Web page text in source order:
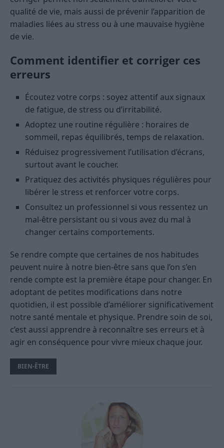
qualité de vie, mais aussi de prévenir l’apparition de
maladies liées au stress ou à une mauvaise hygiène
de vie.
Comment identifier et corriger ces
erreurs
Écoutez votre corps : soyez attentif aux signaux
de fatigue, de stress ou d’irritabilité.
Adoptez une routine régulière : horaires de
sommeil, repas équilibrés, temps de relaxation.
Réduisez progressivement l’utilisation d’écrans,
surtout avant le coucher.
Pratiquez des activités physiques régulières pour
libérer le stress et renforcer votre corps.
Consultez un professionnel si vous ressentez un
mal-être persistant ou si vous avez du mal à
changer certains comportements.
Se rendre compte que certaines de nos habitudes
peuvent nuire à notre bien-être sans que l’on s’en
rende compte est la première étape pour changer. En
adoptant de petites modifications dans notre
quotidien, il est possible d’améliorer significativement
notre santé mentale et physique. Prendre soin de soi,
c’est aussi apprendre à reconnaître ses erreurs et à
agir en conséquence pour vivre mieux chaque jour.
BIEN-ÊTRE